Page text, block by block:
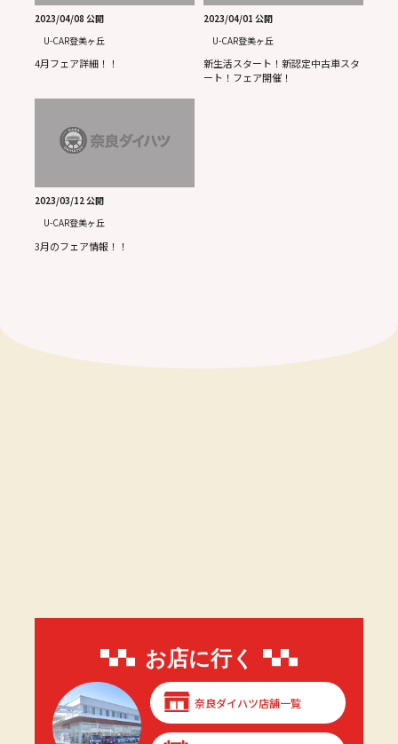
2023/04/08 公開
U-CAR登美ヶ丘
4月フェア詳細！！
2023/04/01 公開
U-CAR登美ヶ丘
新生活スタート！新認定中古車スタ
ート！フェア開催！
2023/03/12 公開
U-CAR登美ヶ丘
3月のフェア情報！！
お店に行く
奈良ダイハツ店舗一覧